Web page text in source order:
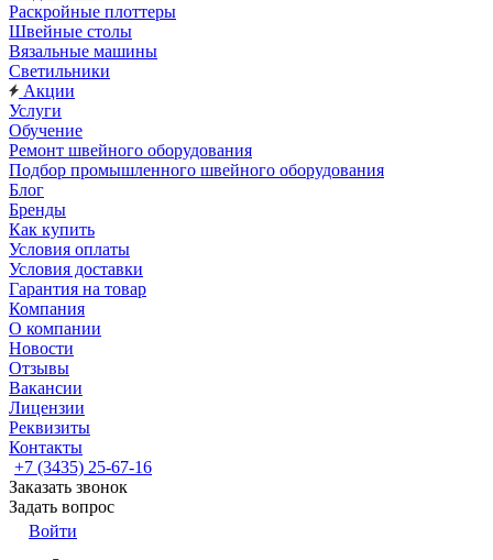
Раскройные плоттеры
Швейные столы
Вязальные машины
Светильники
Акции
Услуги
Обучение
Ремонт швейного оборудования
Подбор промышленного швейного оборудования
Блог
Бренды
Как купить
Условия оплаты
Условия доставки
Гарантия на товар
Компания
О компании
Новости
Отзывы
Вакансии
Лицензии
Реквизиты
Контакты
+7 (3435) 25-67-16
Заказать звонок
Задать вопрос
Войти